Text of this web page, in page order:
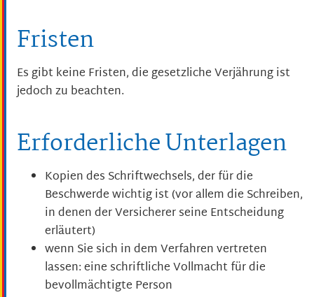
Fristen
Es gibt keine Fristen, die gesetzliche Verjährung ist
jedoch zu beachten.
Erforderliche Unterlagen
Kopien des Schriftwechsels, der für die
Beschwerde wichtig ist(vor allem die Schreiben,
in denen der Versicherer seine Entscheidung
erläutert)
wenn Sie sich in dem Verfahren vertreten
lassen: eine schriftliche Vollmacht für die
bevollmächtigte Person